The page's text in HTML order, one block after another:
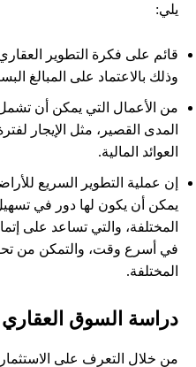
يلي:
قائم على فكرة التطوير
وذلك بالاعتماد على المبالغ
من الأعمال التي يمكن أن
المدى القصير، مثل الإيجار
العوائد المالية.
إن عملية التطوير السريع
يمكن أن يكون لها دور في
المختلفة، والتي تساعد على
في أسرع وقت، والتمكن من
المختلفة.
دراسة السوق
من خلال التعرف على